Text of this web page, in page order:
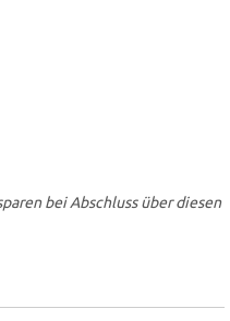
bei Abschluss über diesen